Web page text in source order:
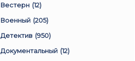
Вестерн (12)
Военный (205)
Детектив (950)
Документальный (12)